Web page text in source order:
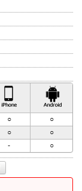
iPhone対応
○
○
○
○
- ○